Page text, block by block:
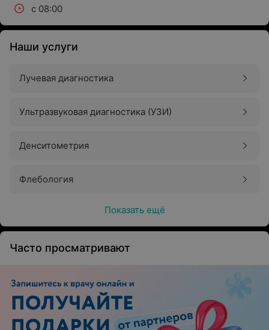
с 08:00
Наши услуги
Лучевая диагностика
Ультразвуковая диагностика (УЗИ)
Денситометрия
Флебология
Показать ещё
Часто просматривают